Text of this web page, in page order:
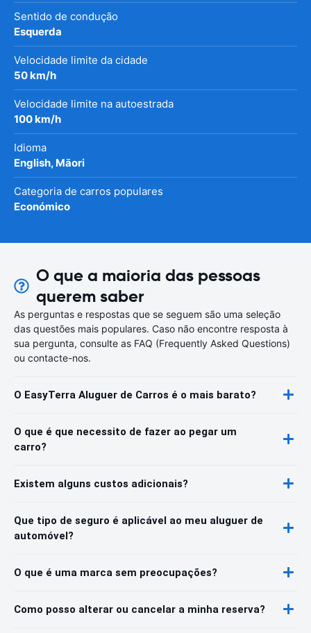
Sentido de condução
Esquerda
Velocidade limite da cidade
50 km/h
Velocidade limite na autoestrada
100 km/h
Idioma
English, Māori
Categoria de carros populares
Económico
O que a maioria das pessoas
querem saber
As perguntas e respostas que se seguem são uma seleção
das questões mais populares. Caso não encontre resposta à
sua pergunta, consulte as FAQ (Frequently Asked Questions)
ou contacte-nos.
O EasyTerra Aluguer de Carros é o mais barato?
O que é que necessito de fazer ao pegar um
carro?
Existem alguns custos adicionais?
Que tipo de seguro é aplicável ao meu aluguer de
automóvel?
O que é uma marca sem preocupações?
Como posso alterar ou cancelar a minha reserva?